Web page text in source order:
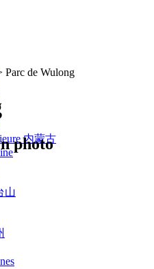
内蒙古
山
Parc de Wulong
photo